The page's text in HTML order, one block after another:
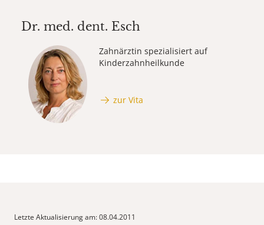
Dr. med. dent. Esch
Zahnärztin spezialisiert auf
Kinderzahnheilkunde
zur Vita
Letzte Aktualisierung am: 08.04.2011